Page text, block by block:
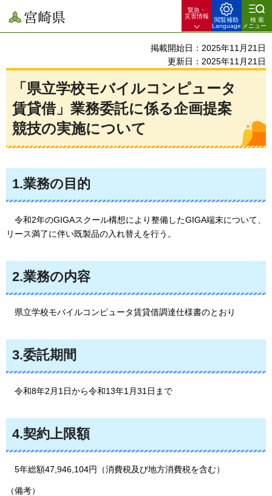
宮崎県
緊急・
災害情報
閲覧補助
Language
検索
メニュー
掲載開始日：2025年11月21日
更新日：2025年11月21日
「県立学校モバイルコンピュータ
賃貸借」業務委託に係る企画提案
競技の実施について
1.業務の目的
令和2年のGIGAスクール構想により整備したGIGA端末について、
リース満了に伴い既製品の入れ替えを行う。
2.業務の内容
県立学校モバイルコンピュータ賃貸借調達仕様書のとおり
3.委託期間
令和8年2月1日から令和13年1月31日まで
4.契約上限額
5年総額47,946,104円（消費税及び地方消費税を含む）
（備考）